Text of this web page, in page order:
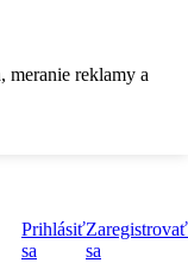
meranie reklamy a
Prihlásiť
sa
Zaregistrovať
sa